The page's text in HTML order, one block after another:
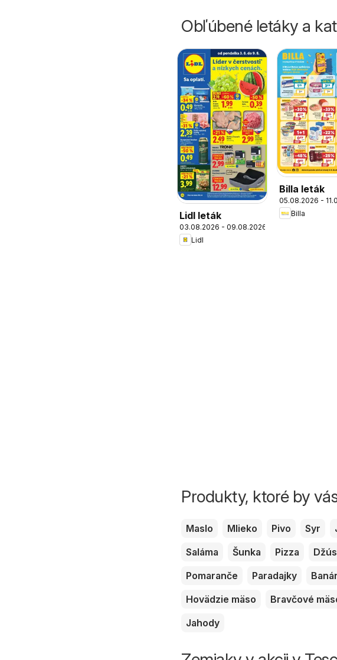
Obľúbené letáky a
Lidl leták
03.08.2026 - 09.08.2026
Lidl
Billa leták
05.08.2026 -
Billa
Produkty, ktoré by
Maslo Mlieko Pivo Syr
Saláma
Šunka Pizza Džús
Pomaranče
Paradajky
Hovädzie mäso
Bravčové
Jahody